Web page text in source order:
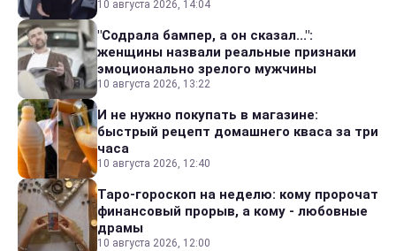
10 августа 2026, 14:04
"Содрала бампер, а он сказал...":
женщины назвали реальные признаки
эмоционально зрелого мужчины
10 августа 2026, 13:22
И не нужно покупать в магазине:
быстрый рецепт домашнего кваса за три
часа
10 августа 2026, 12:40
Таро-гороскоп на неделю: кому пророчат
финансовый прорыв, а кому - любовные
драмы
10 августа 2026, 12:00